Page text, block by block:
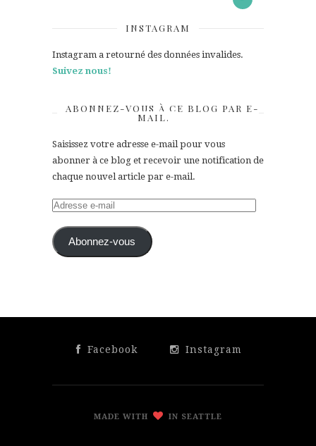
INSTAGRAM
Instagram a retourné des données invalides.
Suivez nous!
ABONNEZ-VOUS À CE BLOG PAR E-
MAIL.
Saisissez votre adresse e-mail pour vous
abonner à ce blog et recevoir une notification de
chaque nouvel article par e-mail.
Adresse
mail Abonnez-vous
Facebook Instagram
MADE WITH IN SEATTLE